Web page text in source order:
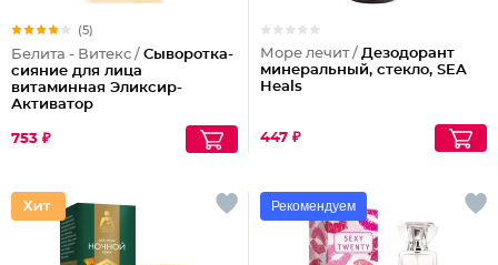
(5)
Белита - Витекс / Сыворотка-
сияние для лица
витаминная Эликсир-
Активатор
753 ₽
Море лечит / Дезодорант
минеральный, стекло, SEA
Heals
447 ₽
Рекомендуем